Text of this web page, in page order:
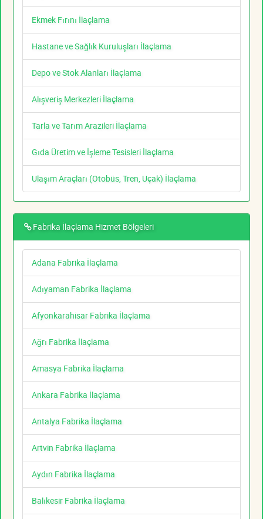
Ekmek Fırını İlaçlama
Hastane ve Sağlık Kuruluşları İlaçlama
Depo ve Stok Alanları İlaçlama
Alışveriş Merkezleri İlaçlama
Tarla ve Tarım Arazileri İlaçlama
Gıda Üretim ve İşleme Tesisleri İlaçlama
Ulaşım Araçları (Otobüs, Tren, Uçak) İlaçlama
Fabrika İlaçlama Hizmet Bölgeleri
Adana Fabrika İlaçlama
Adıyaman Fabrika İlaçlama
Afyonkarahisar Fabrika İlaçlama
Ağrı Fabrika İlaçlama
Amasya Fabrika İlaçlama
Ankara Fabrika İlaçlama
Antalya Fabrika İlaçlama
Artvin Fabrika İlaçlama
Aydın Fabrika İlaçlama
Balıkesir Fabrika İlaçlama